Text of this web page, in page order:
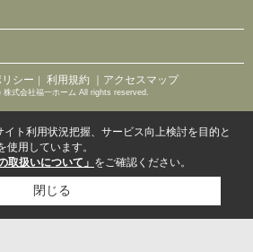
シー ｜ 利用規約 ｜アクセスマップ
株式会社福一ホーム All rights reserved.
ト利用状況把握、サービス向上検討を目的と
用しています。
取扱いについて」 をご確認ください。
閉じる